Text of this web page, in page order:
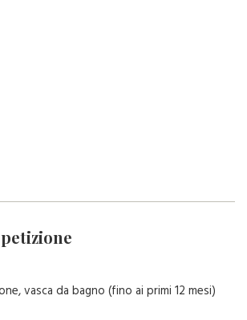
vasca da bagno (fino ai primi 12 mesi)